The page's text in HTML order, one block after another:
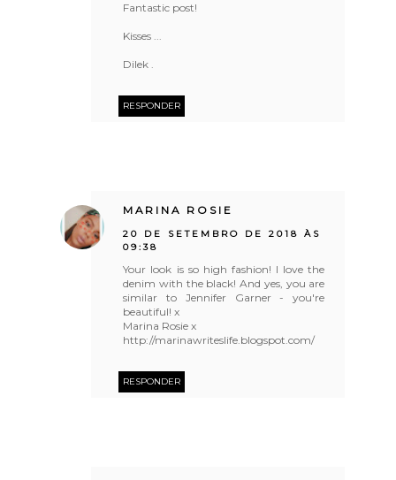
Fantastic post!
Kisses ...
Dilek .
RESPONDER
MARINA ROSIE
20 DE SETEMBRO DE 2018 ÀS
09:38
Your look is so high fashion! I love the
denim with the black! And yes, you are
similar to Jennifer Garner - you're
beautiful! x
Marina Rosie x
http://marinawriteslife.blogspot.com/
RESPONDER